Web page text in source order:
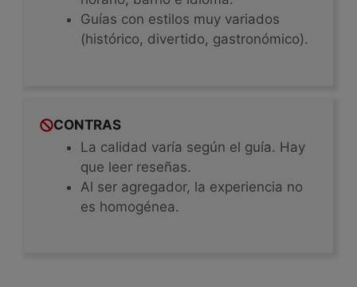
Guías con estilos muy variados
(histórico, divertido, gastronómico).
CONTRAS
La calidad varía según el guía. Hay
que leer reseñas.
Al ser agregador, la experiencia no
es homogénea.